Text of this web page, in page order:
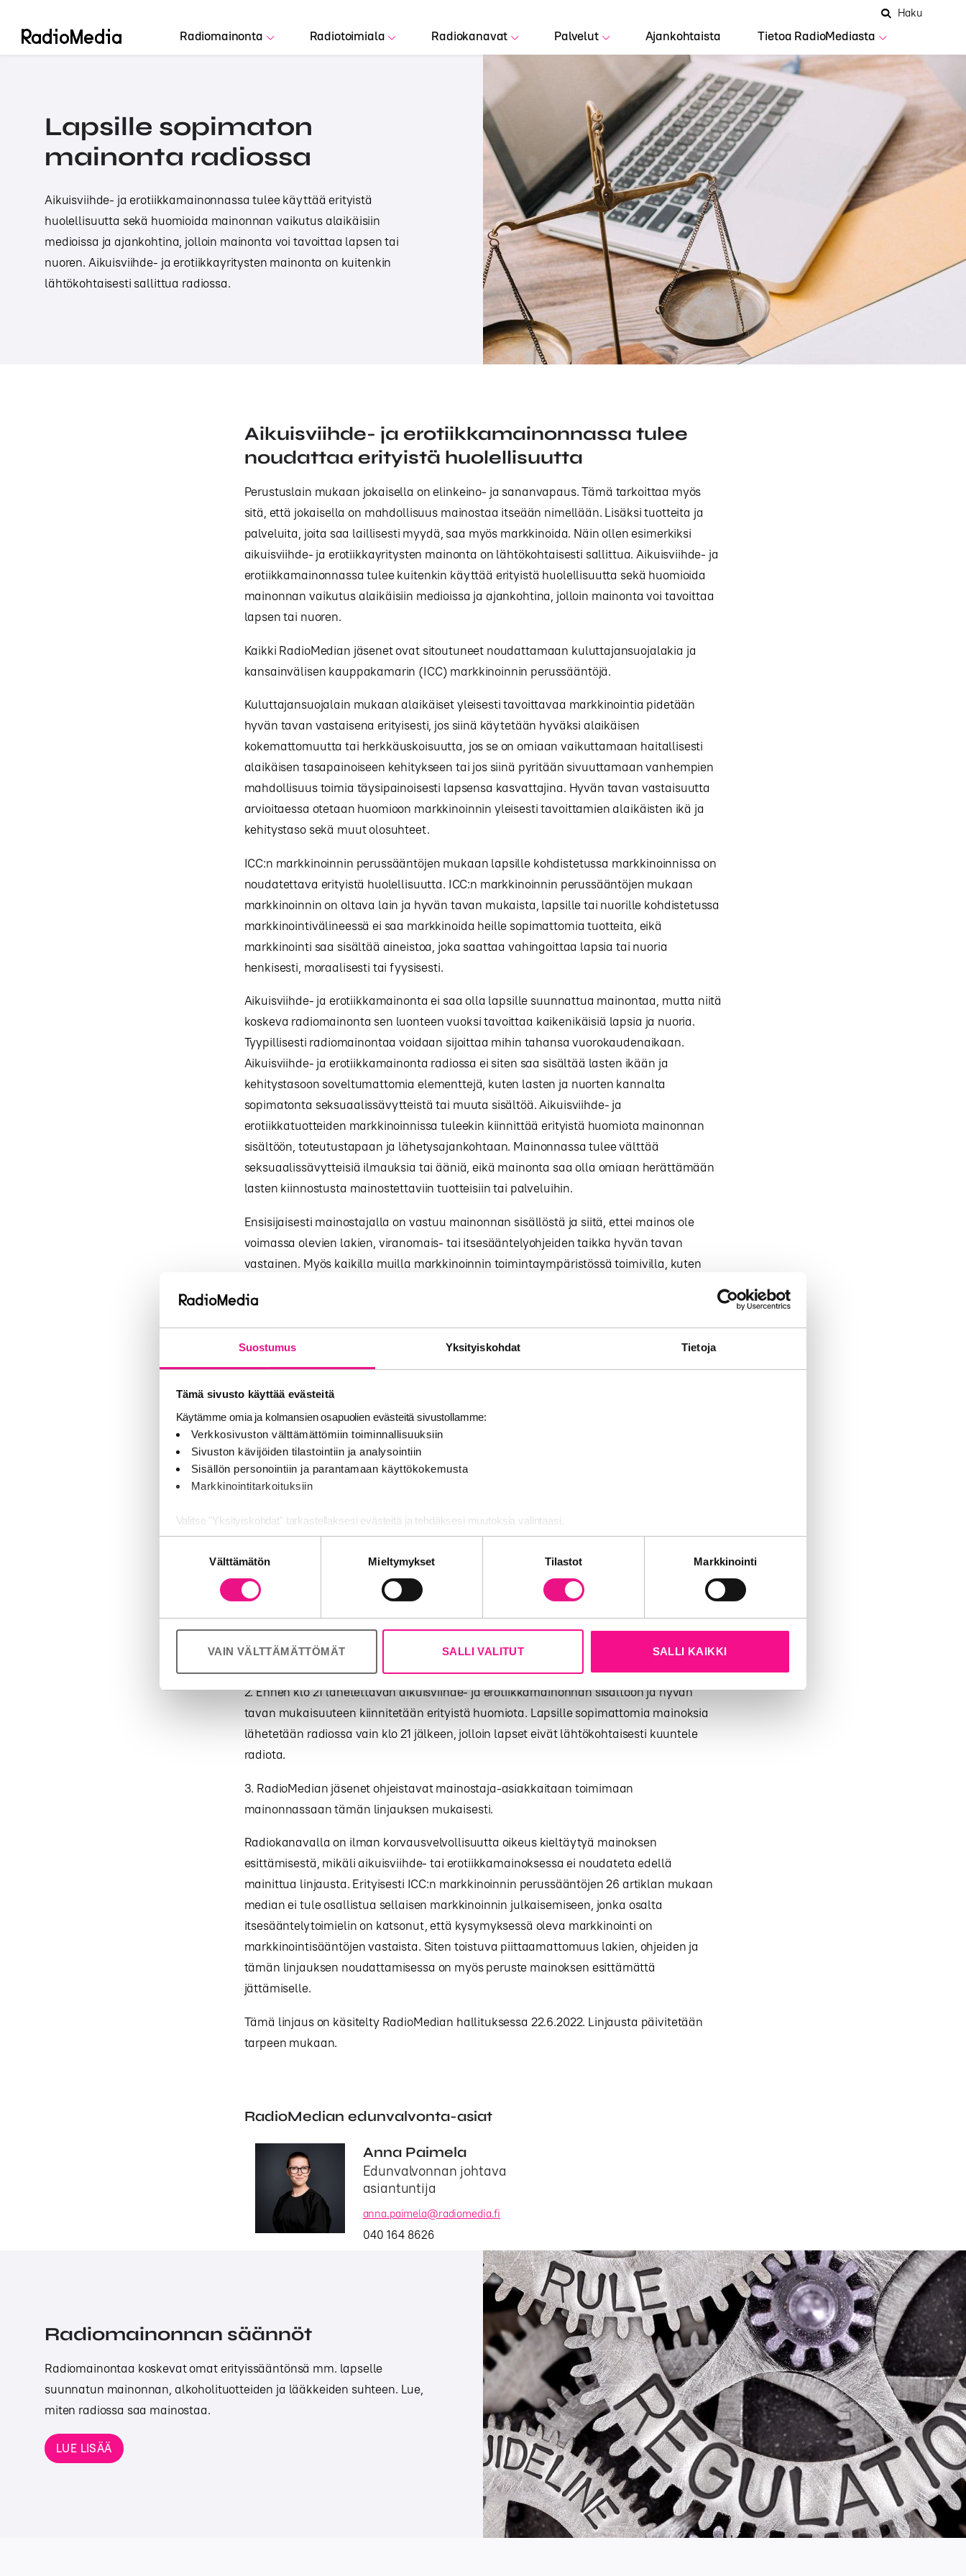
Suostumus Yksityiskohdat Tietoja
Tämä sivusto käyttää evästeitä
Käytämme omia ja kolmansien osapuolien evästeitä sivustollamme:
Verkkosivuston välttämättömiin toiminnallisuuksiin
Sivuston kävijöiden tilastointiin ja analysointiin
Sisällön personointiin ja parantamaan käyttökokemusta
Markkinointitarkoituksiin
Valitse "Yksityiskohdat" tarkastellaksesi evästeitä ja tehdäksesi muutoksia valintaasi.
Jaamme sosiaalisen median, mainosalan ja analytiikka-alan kumppaneillemme tietoja siitä, miten käytät sivustoamme.
palvelujaan (esim. Google).
Välttämätön Mieltymykset Tilastot Markkinointi
VAIN VÄLTTÄMÄTTÖMÄT SALLI VALITUT SALLI KAIKKI
Radiomainonta Radiotoimiala Radiokanavat Palvelut Ajankohtaista Tietoa RadioMediasta
AvaaHaku
Hae
Lapsille sopimaton
mainonta radiossa
Aikuisviihde- ja erotiikkamainonnassa tulee käyttää erityistä
huolellisuutta sekä huomioida mainonnan vaikutus alaikäisiin
medioissa ja ajankohtina, jolloin mainonta voi tavoittaa lapsen tai
nuoren. Aikuisviihde- ja erotiikkayritysten mainonta on kuitenkin
lähtökohtaisesti sallittua radiossa.
Aikuisviihde- ja erotiikkamainonnassa tulee
noudattaa erityistä huolellisuutta
Perustuslain mukaan jokaisella on elinkeino- ja sananvapaus. Tämä tarkoittaa myös
sitä, että jokaisella on mahdollisuus mainostaa itseään nimellään. Lisäksi tuotteita ja
palveluita, joita saa laillisesti myydä, saa myös markkinoida. Näin ollen esimerkiksi
aikuisviihde- ja erotiikkayritysten mainonta on lähtökohtaisesti sallittua. Aikuisviihde- ja
erotiikkamainonnassa tulee kuitenkin käyttää erityistä huolellisuutta sekä huomioida
mainonnan vaikutus alaikäisiin medioissa ja ajankohtina, jolloin mainonta voi tavoittaa
lapsen tai nuoren.
Kaikki RadioMedian jäsenet ovat sitoutuneet noudattamaan kuluttajansuojalakia ja
kansainvälisen kauppakamarin (ICC) markkinoinnin perussääntöjä.
Kuluttajansuojalain mukaan alaikäiset yleisesti tavoittavaa markkinointia pidetään
hyvän tavan vastaisena erityisesti, jos siinä käytetään hyväksi alaikäisen
kokemattomuutta tai herkkäuskoisuutta, jos se on omiaan vaikuttamaan haitallisesti
alaikäisen tasapainoiseen kehitykseen tai jos siinä pyritään sivuuttamaan vanhempien
mahdollisuus toimia täysipainoisesti lapsensa kasvattajina. Hyvän tavan vastaisuutta
arvioitaessa otetaan huomioon markkinoinnin yleisesti tavoittamien alaikäisten ikä ja
kehitystaso sekä muut olosuhteet.
ICC:n markkinoinnin perussääntöjen mukaan lapsille kohdistetussa markkinoinnissa on
noudatettava erityistä huolellisuutta. ICC:n markkinoinnin perussääntöjen mukaan
markkinoinnin on oltava lain ja hyvän tavan mukaista, lapsille tai nuorille kohdistetussa
markkinointivälineessä ei saa markkinoida heille sopimattomia tuotteita, eikä
markkinointi saa sisältää aineistoa, joka saattaa vahingoittaa lapsia tai nuoria
henkisesti, moraalisesti tai fyysisesti.
Aikuisviihde- ja erotiikkamainonta ei saa olla lapsille suunnattua mainontaa, mutta niitä
koskeva radiomainonta sen luonteen vuoksi tavoittaa kaikenikäisiä lapsia ja nuoria.
Tyypillisesti radiomainontaa voidaan sijoittaa mihin tahansa vuorokaudenaikaan.
Aikuisviihde- ja erotiikkamainonta radiossa ei siten saa sisältää lasten ikään ja
kehitystasoon soveltumattomia elementtejä, kuten lasten ja nuorten kannalta
sopimatonta seksuaalissävytteistä tai muuta sisältöä. Aikuisviihde- ja
erotiikkatuotteiden markkinoinnissa tuleekin kiinnittää erityistä huomiota mainonnan
sisältöön, toteutustapaan ja lähetysajankohtaan. Mainonnassa tulee välttää
seksuaalissävytteisiä ilmauksia tai ääniä, eikä mainonta saa olla omiaan herättämään
lasten kiinnostusta mainostettaviin tuotteisiin tai palveluihin.
Ensisijaisesti mainostajalla on vastuu mainonnan sisällöstä ja siitä, ettei mainos ole
voimassa olevien lakien, viranomais- tai itsesääntelyohjeiden taikka hyvän tavan
vastainen. Myös kaikilla muilla markkinoinnin toimintaympäristössä toimivilla, kuten
suunnattuja, mutta myös alustoilla, kuten radiomedialla, joita lapset käyttävät
ainoastaan satunnaisesti.
mainonnasta. RadioMedian linjauksen mukaan aikuisviihde- ja erotiikkamainonta on
hyvän tavan mukaista, jos:
lapsi ei ymmärrä, mitä mainoksessa mainostetaan
mainoksessa ei ohjata suoraan lapsille sopimattomalle nettisivulle
mainoksen äänet tai dialogi eivät ole seksuaalisesti värittyneitä.
Lisäksi RadioMedian jäsenet ovat sitoutuneet seuraaviin toimenpiteisiin:
1. RadioMedian yhteydessä toimii eettinen työryhmä, joka arvioi aikuisviihde- ja
erotiikkamainosten lakien ja itsesääntelyohjeiden mukaisuuden ennen niiden
lähettämispäätöstä tehdessään.
2. Ennen klo 21 lähetettävän aikuisviihde- ja erotiikkamainonnan sisältöön ja hyvän
tavan mukaisuuteen kiinnitetään erityistä huomiota. Lapsille sopimattomia mainoksia
lähetetään radiossa vain klo 21 jälkeen, jolloin lapset eivät lähtökohtaisesti kuuntele
radiota.
3. RadioMedian jäsenet ohjeistavat mainostaja-asiakkaitaan toimimaan
mainonnassaan tämän linjauksen mukaisesti.
Radiokanavalla on ilman korvausvelvollisuutta oikeus kieltäytyä mainoksen
esittämisestä, mikäli aikuisviihde- tai erotiikkamainoksessa ei noudateta edellä
mainittua linjausta. Erityisesti ICC:n markkinoinnin perussääntöjen 26 artiklan mukaan
median ei tule osallistua sellaisen markkinoinnin julkaisemiseen, jonka osalta
itsesääntelytoimielin on katsonut, että kysymyksessä oleva markkinointi on
markkinointisääntöjen vastaista. Siten toistuva piittaamattomuus lakien, ohjeiden ja
tämän linjauksen noudattamisessa on myös peruste mainoksen esittämättä
jättämiselle.
Tämä linjaus on käsitelty RadioMedian hallituksessa 22.6.2022. Linjausta päivitetään
tarpeen mukaan.
RadioMedian edunvalvonta-asiat
Anna Paimela
Edunvalvonnan johtava
asiantuntija
anna.paimela@radiomedia.fi
040 164 8626
Radiomainonnan säännöt
Radiomainontaa koskevat omat erityissääntönsä mm. lapselle
suunnatun mainonnan, alkoholituotteiden ja lääkkeiden suhteen. Lue,
miten radiossa saa mainostaa.
LUE LISÄÄ